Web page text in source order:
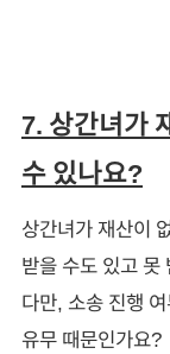
7. 상간녀가
수 있나요?
상간녀가 재산이
받을 수도 있고 못
다만, 소송 진행
유무 때문인가요?